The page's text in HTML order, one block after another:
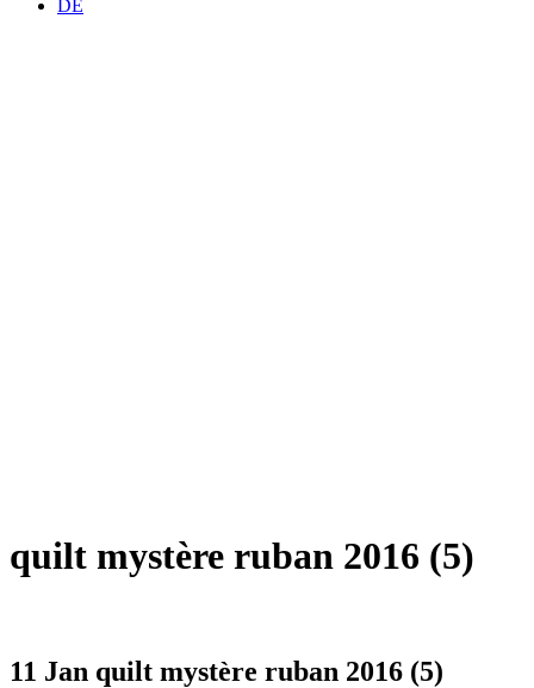
DE
quilt mystère ruban 2016 (5)
11 Jan quilt mystère ruban 2016 (5)